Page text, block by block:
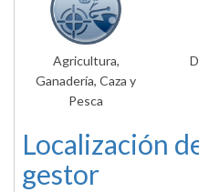
Agricultura,
Ganadería, Caza y
Pesca
Localización
gestor